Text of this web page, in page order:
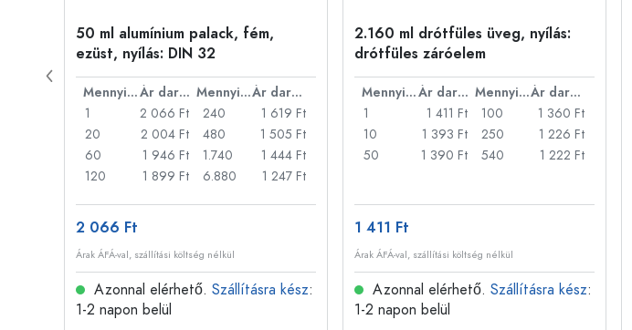
50 ml alumínium palack, fém,
ezüst, nyílás: DIN 32
Mennyiség Ár darabonként Mennyiség
Ár darabonként
1
2 066 Ft
20
2 004 Ft
60
1 946 Ft
120
1 899 Ft
240
1 619 Ft
480
1 505 Ft
1.740
1 444 Ft
6.880
1 247 Ft
2 066 Ft
Árak ÁFÁ-val, szállítási költség nélkül
Azonnal elérhető. Szállításra kész:
1-2 napon belül
2.160 ml drótfüles üveg, nyílás:
drótfüles záróelem
Mennyiség Ár darabonként Mennyiség
Ár darabonként
1
1 411 Ft
10
1 393 Ft
50
1 390 Ft
100
1 360 Ft
250
1 226 Ft
540
1 222 Ft
1 411 Ft
Árak ÁFÁ-val, szállítási költség nélkül
Azonnal elérhető. Szállításra kész:
1-2 napon belül